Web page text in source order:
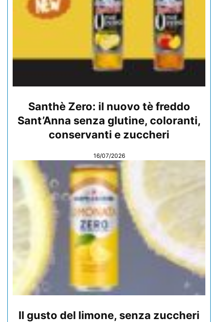
Santhè Zero: il nuovo tè freddo
Sant’Anna senza glutine, coloranti,
conservanti e zuccheri
16/07/2026
Il gusto del limone, senza zuccheri